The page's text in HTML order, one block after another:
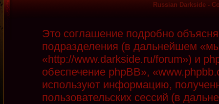
Russian Darkside -
Это соглашение подробно
подразделения (в дальнейшем
«http://www.darkside.ru/forum») и
обеспечение phpBB»,
используют информацию,
пользовательских сессий (в